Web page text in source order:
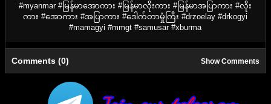
#myanmar #မြန်မာအောကား #မြန်မာလိုးကား #မြန်မာအပြာကား #လိုး
ကား #အောကား #အပြာကား #ဒေါက်တာမှုံကြီး #drzoelay #drkogyi
#mamagyi #mmgt #samusar #xburma
Comments (0) Show Comments